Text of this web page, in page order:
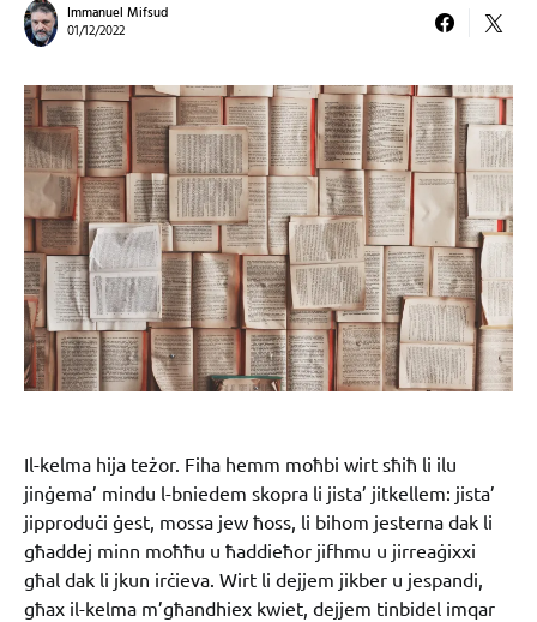
Immanuel Mifsud
01/12/2022
Il-kelma hija teżor. Fiha hemm moħbi wirt sħiħ li ilu
jinġema’ mindu l-bniedem skopra li jista’ jitkellem: jista’
jipproduċi ġest, mossa jew ħoss, li bihom jesterna dak li
għaddej minn moħħu u ħaddieħor jifhmu u jirreaġixxi
għal dak li jkun irċieva. Wirt li dejjem jikber u jespandi,
għax il-kelma m’għandhiex kwiet, dejjem tinbidel imqar